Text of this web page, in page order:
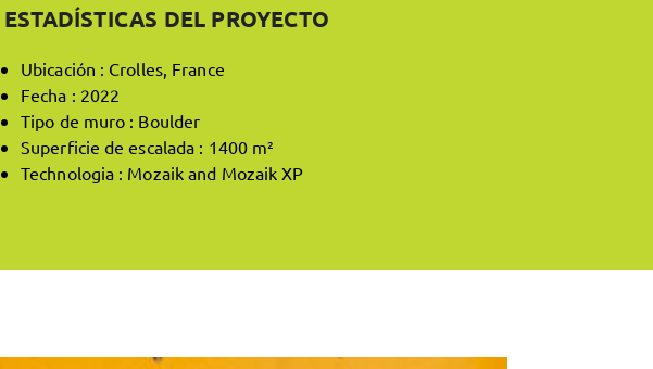
ESTADÍSTICAS DEL PROYECTO
Ubicación : Crolles, France
Fecha : 2022
Tipo de muro : Boulder
Superficie de escalada : 1400 m²
Technologia : Mozaik and Mozaik XP